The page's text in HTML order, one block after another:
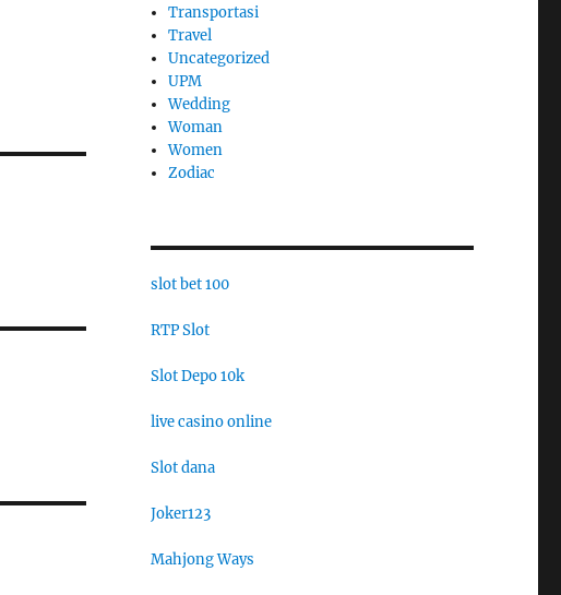
Transportasi
Travel
Uncategorized
UPM
Wedding
Woman
Women
Zodiac
slot bet 100
RTP Slot
Slot Depo 10k
live casino online
Slot dana
Joker123
Mahjong Ways